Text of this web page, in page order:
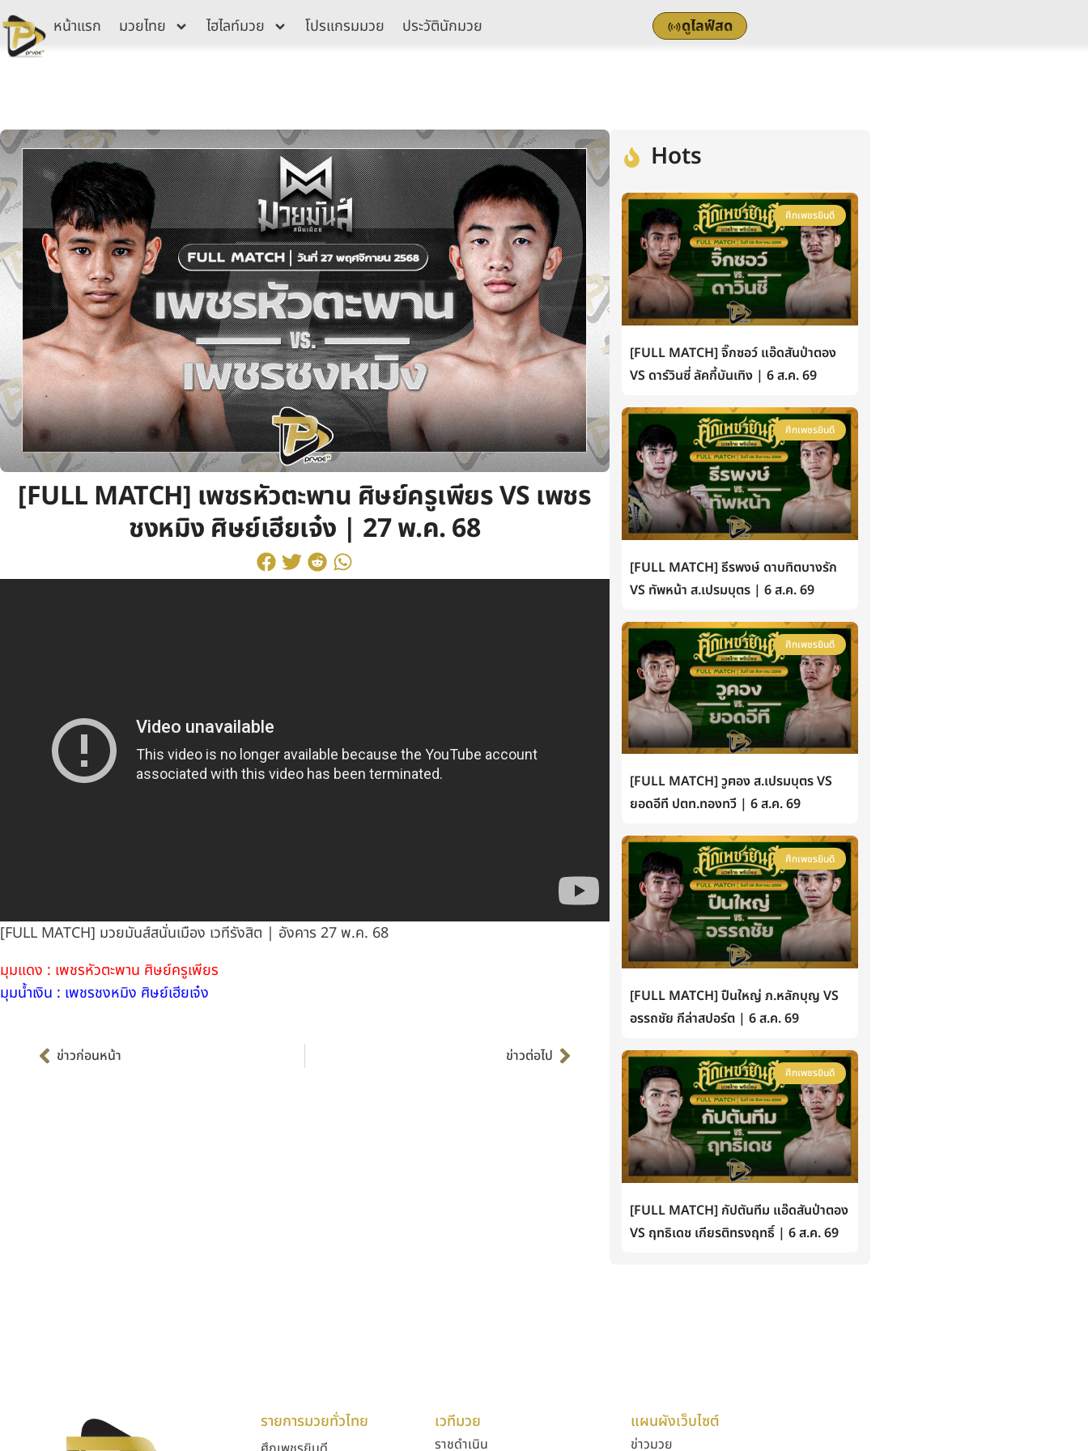
Skip
to
content
หน้าแรก มวยไทย ไฮไลท์มวย โปรแกรมมวย ประวัตินักมวย ดูไลฟ์สด
[FULL MATCH] เพชรหัวตะพาน ศิษย์ครูเพียร VS เพชร
ชงหมิง ศิษย์เฮียเจ๋ง | 27 พ.ค. 68
[FULL MATCH] มวยมันส์สนั่นเมือง เวทีรังสิต | อังคาร 27 พ.ค. 68
มุมแดง : เพชรหัวตะพาน ศิษย์ครูเพียร
มุมน้ำเงิน : เพชรชงหมิง ศิษย์เฮียเจ๋ง
ข่าวก่อนหน้า ข่าวต่อไป
Hots
ศึกเพชรยินดี
[FULL MATCH] จิ๊กซอว์ แอ๊ดสันป่าตอง
VS ดาร์วินซี่ ลัคกี้บันเทิง | 6 ส.ค. 69
ศึกเพชรยินดี
[FULL MATCH] ธีรพงษ์ ดาบทิตบางรัก
VS ทัพหน้า ส.เปรมบุตร | 6 ส.ค. 69
ศึกเพชรยินดี
[FULL MATCH] วูฅอง ส.เปรมบุตร VS
ยอดอีที ปตท.ทองทวี | 6 ส.ค. 69
ศึกเพชรยินดี
[FULL MATCH] ปืนใหญ่ ภ.หลักบุญ VS
อรรถชัย กีล่าสปอร์ต | 6 ส.ค. 69
ศึกเพชรยินดี
[FULL MATCH] กัปตันทีม แอ๊ดสันป่าตอง
VS ฤทธิเดช เกียรติทรงฤทธิ์ | 6 ส.ค. 69
รายการมวยทั่วไทย เวทีมวย
ราชดำเนิน
แผนผังเว็บไซต์
ข่าวมวย